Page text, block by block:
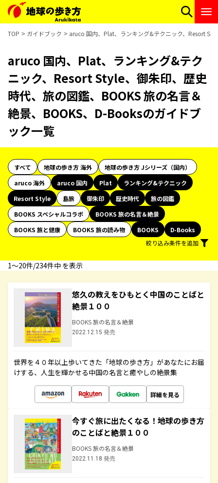
TOP ガイドブック aruco 国内、Plat、ランキング&テクニック、Resort
aruco 国内、Plat、ランキング&テク
ニック、Resort Style、御朱印、歴史
時代、旅の図鑑、BOOKS 旅の名言＆
絶景、BOOKS、D-Booksのガイドブ
ック一覧
すべて 地球の歩き方 海外
地球の歩き方 Jシリーズ（国内）
aruco 海外
aruco 国内 Plat
ランキング&テクニック
Resort Style
島旅 御朱印 歴史時代
旅の図鑑
BOOKS スペシャルコラボ
BOOKS 旅の名言＆絶景
BOOKS 旅と健康
BOOKS 旅の読み物 BOOKS
D-Books
絞り込み条件を追加
1〜20件/234件中 を表示
悠久の教えをひもとく中国のことばと
絶景１００
BOOKS 旅の名言＆絶景
2022.12.15 発売
世界を４０年以上歩いてきた「地球の歩き方」があなたにお届
けする、人生を輝かせる中国の名言と癒やしの絶景集
詳細を見る
今すぐ旅に出たくなる！地球の歩き方
のことばと絶景１００
BOOKS 旅の名言＆絶景
2022.11.18 発売